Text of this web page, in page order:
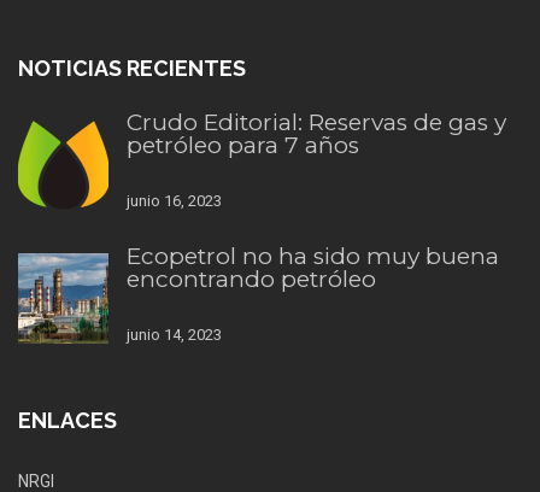
NOTICIAS RECIENTES
Crudo Editorial: Reservas de gas y
petróleo para 7 años
junio 16, 2023
Ecopetrol no ha sido muy buena
encontrando petróleo
junio 14, 2023
ENLACES
NRGI